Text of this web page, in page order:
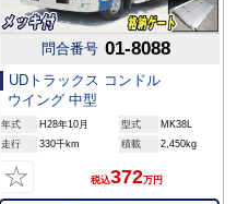
問合番号 01-8088
UDトラックス コンドル
ウイング 中型
年式 H28年10月 型式
MK38L
走行
330千km 積載 2,450kg
☆ 税込372万円